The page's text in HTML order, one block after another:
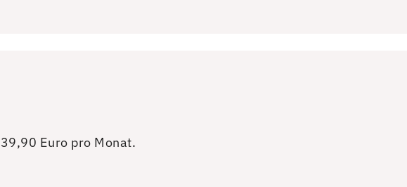
Euro pro Monat.